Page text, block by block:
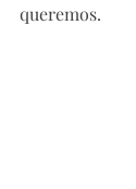
queremos.